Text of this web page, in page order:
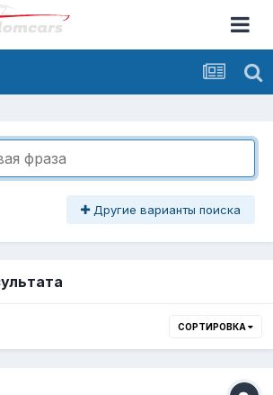
Другие варианты поиска
СОРТИРОВКА